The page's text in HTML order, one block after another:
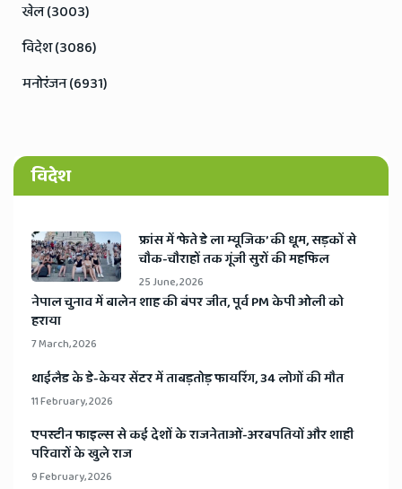
खेल (3003)
विदेश (3086)
मनोरंजन (6931)
विदेश
​फ्रांस में ‘फेते डे ला म्यूजिक’ की धूम, सड़कों से
चौक-चौराहों तक गूंजी सुरों की महफिल
25 June, 2026
​नेपाल चुनाव में बालेन शाह की बंपर जीत, पूर्व PM केपी ओली को
हराया
7 March, 2026
​थाईलैड के डे-केयर सेंटर में ताबड़तोड़ फायरिंग, 34 लोगों की मौत
11 February, 2026
​एपस्टीन फाइल्स से कई देशों के राजनेताओं-अरबपतियों और शाही
परिवारों के खुले राज
9 February, 2026